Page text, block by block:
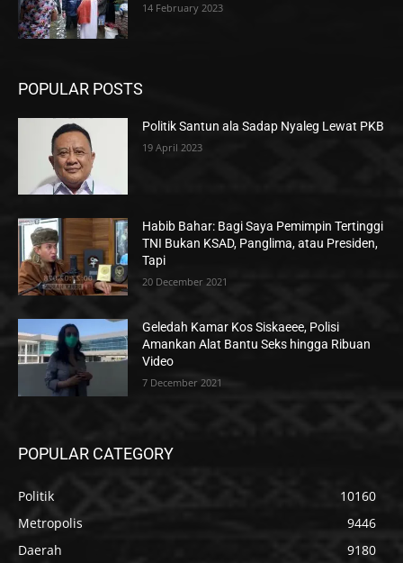
14 February 2023
POPULAR POSTS
Politik Santun ala Sadap Nyaleg Lewat PKB
19 April 2023
Habib Bahar: Bagi Saya Pemimpin Tertinggi
TNI Bukan KSAD, Panglima, atau Presiden,
Tapi
20 December 2021
Geledah Kamar Kos Siskaeee, Polisi
Amankan Alat Bantu Seks hingga Ribuan
Video
7 December 2021
POPULAR CATEGORY
Politik
10160
Metropolis
9446
Daerah
9180